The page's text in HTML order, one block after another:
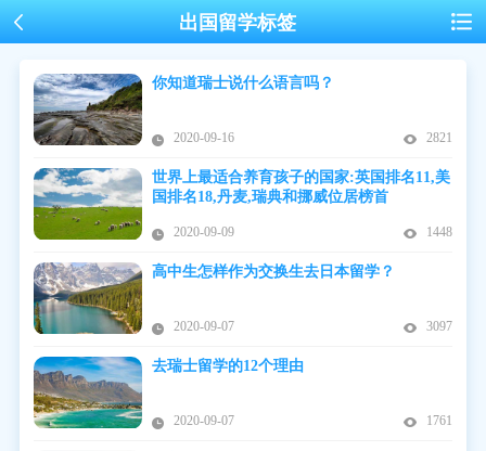
出国留学标签
你知道瑞士说什么语言吗？
2020-09-16 2821
世界上最适合养育孩子的国家:英国排名11,美
国排名18,丹麦,瑞典和挪威位居榜首
2020-09-09 1448
高中生怎样作为交换生去日本留学？
2020-09-07 3097
去瑞士留学的12个理由
2020-09-07 1761